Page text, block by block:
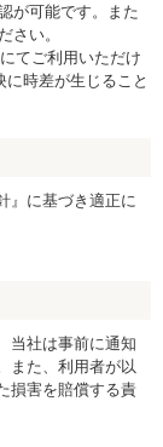
が可能です。また
さい。
てご利用いただけ
時差が生じること
』に基づき適正に
当社は事前に通知
また、利用者が以
損害を賠償する責